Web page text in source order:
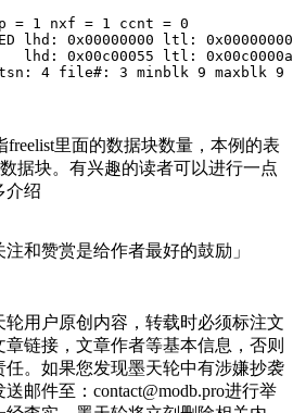
1 nxf = 1 ccnt = 0
lhd: 0x00000000 ltl: 0x00000000
lhd: 0x00c00055 ltl:
tsn: 4 file#: 3 minblk 9 maxblk 9
freelist里面的数据块数量，本例的表
据块。有兴趣的读者可以进行一点
介绍
注和赞赏是给作者最好的鼓励」
轮用户原创内容，转载时必须标注文
链接，文章作者等基本信息，否则
。如果您发现墨天轮中有涉嫌抄袭
邮件至：contact@modb.pro进行举